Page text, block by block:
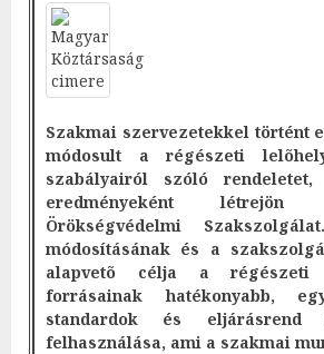
Szakmai szervezetekkel történt
módosult a régészeti
szabályairól szóló
eredményeként
Örökségvédelmi
módosításának és a
alapvetõ célja a régészeti
forrásainak hatékonyabb,
standardok és eljárásrend
felhasználása, ami a szakmai